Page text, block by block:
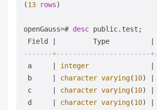
(13 rows)
openGauss=# desc public.test;
Field
         Type
-------+-----------------------
a
integer
b
character varying(10)
c
character varying(10)
d
character varying(10)